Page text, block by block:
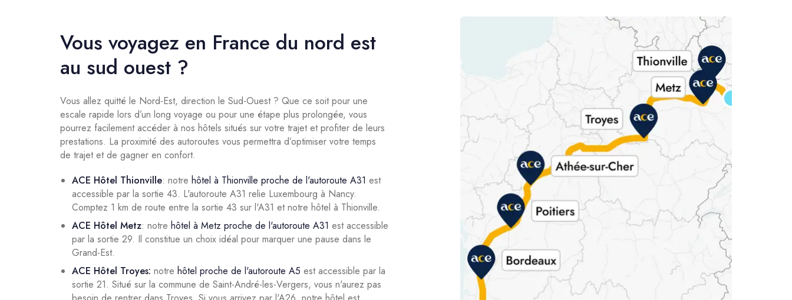
Vous voyagez en France du nord est
au sud ouest ?
Vous allez quitté le Nord-Est, direction le Sud-Ouest ? Que ce soit pour une
escale rapide lors d’un long voyage ou pour une étape plus prolongée, vous
pourrez facilement accéder à nos hôtels situés sur votre trajet et profiter de leurs
prestations. La proximité des autoroutes vous permettra d’optimiser votre temps
de trajet et de gagner en confort.
ACE Hôtel Thionville: notre hôtel à Thionville proche de l'autoroute A31 est
accessible par la sortie 43. L'autoroute A31 relie Luxembourg à Nancy.
Comptez 1 km de route entre la sortie 43 sur l'A31 et notre hôtel à Thionville.
ACE Hôtel Metz: notre hôtel à Metz proche de l'autoroute A31 est accessible
par la sortie 29. Il constitue un choix idéal pour marquer une pause dans le
Grand-Est.
ACE Hôtel Troyes: notre hôtel proche de l'autoroute A5 est accessible par la
sortie 21. Situé sur la commune de Saint-André-les-Vergers, vous n'aurez pas